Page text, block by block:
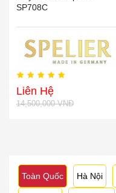
SP708C
Liên Hệ
14,500,000 VNĐ
Toàn Quốc Hà Nội